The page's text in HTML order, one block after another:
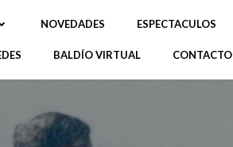
NOVEDADES ESPECTACULOS
BALDÍO VIRTUAL CONTACTO